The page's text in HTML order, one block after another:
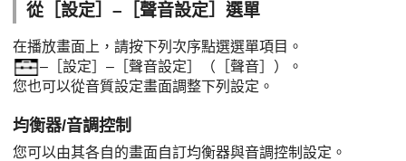
從［設定］–［聲音設定］選單
在播放畫面上，請按下列次序點選選單項目。
–［設定］–［聲音設定］（［聲音］）。
您也可以從音質設定畫面調整下列設定。
均衡器/音調控制
您可以由其各自的畫面自訂均衡器與音調控制設定。